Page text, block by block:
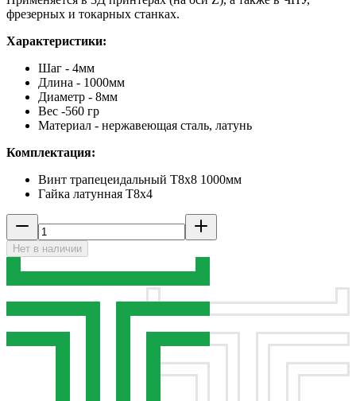
фрезерных и токарных станках.
Характеристики:
Шаг - 4мм
Длина - 1000мм
Диаметр - 8мм
Вес -560 гр
Материал - нержавеющая сталь, латунь
Комплектация:
Винт трапецеидальный T8x8 1000мм
Гайка латунная T8x4
Нет в наличии